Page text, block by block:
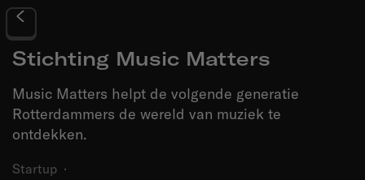
Stichting Music Matters
Music Matters helpt de volgende generatie
Rotterdammers de wereld van muziek te
ontdekken.
Startup ·